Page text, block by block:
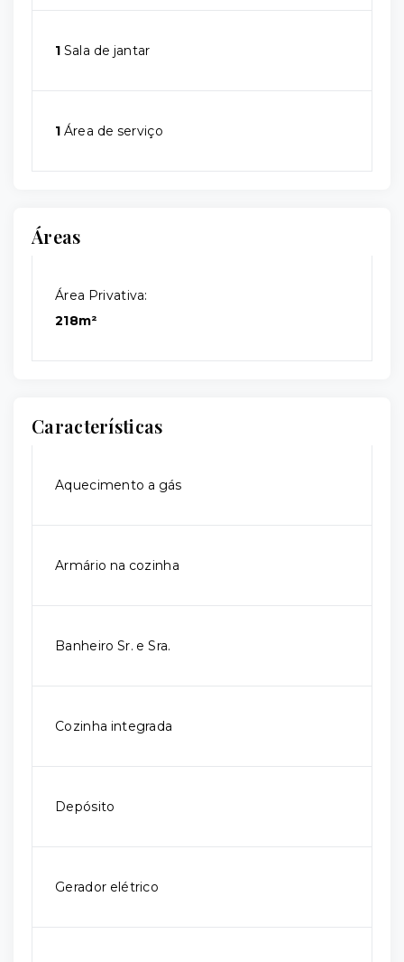
1 Sala de jantar
1 Área de serviço
Áreas
Área Privativa:
218m²
Características
Aquecimento a gás
Armário na cozinha
Banheiro Sr. e Sra.
Cozinha integrada
Depósito
Gerador elétrico